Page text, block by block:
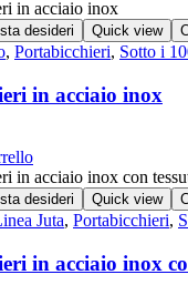
desideri Quick view
, Portabicchieri, Sotto i
in acciaio inox
desideri Quick view
Juta, Portabicchieri,
in acciaio inox